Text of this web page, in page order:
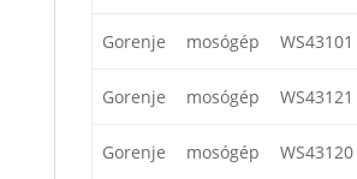
Gorenje mosógép WS43101
Gorenje mosógép WS43121
Gorenje mosógép WS43120